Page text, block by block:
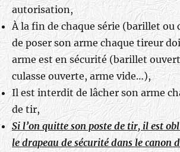
autorisation,
À la fin de chaque série (barillet ou
de poser son arme chaque tireur
arme est en sécurité (barillet
culasse ouverte, arme vide…),
Il est interdit de lâcher son arme
de tir,
Si l’on quitte son poste de tir, il est
le drapeau de sécurité dans le canon